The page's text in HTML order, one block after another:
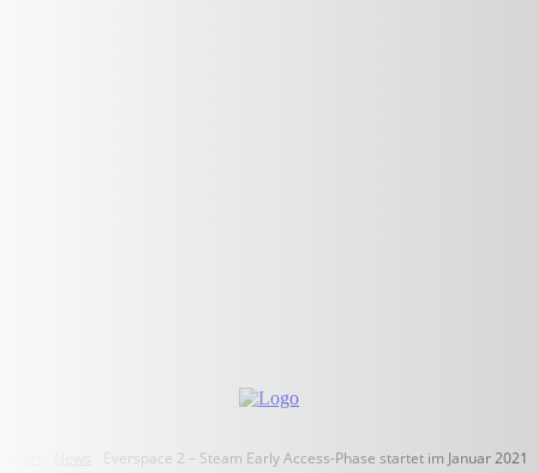
Everspace 2 – Steam Early Access-Phase startet im Januar 2021